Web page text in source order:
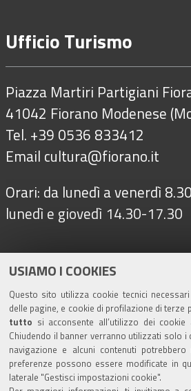
USIAMO I COOKIES
Questo sito utilizza cookie tecnici
delle pagine, e cookie di profilazione di terze
tutto si acconsente all’utilizzo dei
Chiudendo il banner verranno utilizzati solo i
navigazione e alcuni contenuti
preferenze possono essere modificate in
laterale "Gestisci impostazioni cookie".
Ufficio Turismo
Piazza Martiri Partigiani
41042 Fiorano Modenese
Tel. +39 0536 833412
Email cultura@fiorano.it
Orari: da lunedì a venerdì
lunedì e giovedì 14.30-17.30
Seguici su
Turismo
Riserva di Nirano